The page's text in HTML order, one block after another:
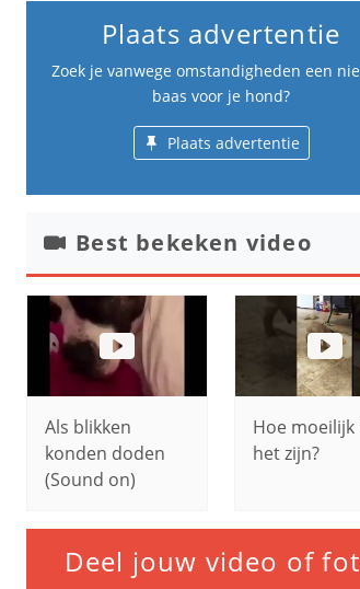
Plaats advertentie
Zoek je vanwege omstandigheden een
baas voor je hond?
Plaats advertentie
Best bekeken video
Als blikken
konden doden
(Sound on)
Hoe moeilijk
het zijn?
Deel jouw video of